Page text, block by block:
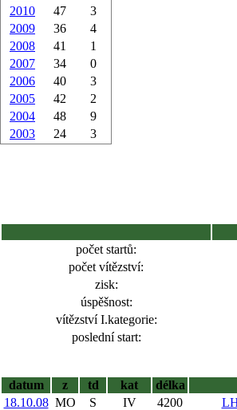
2010
47
3
2009
36
4
2008
41
1
2007
34
0
2006
40
3
2005
42
2
2004
48
9
2003
24 3
počet startů:
počet vítězství:
zisk:
úspěšnost:
vítězství I.kategorie:
poslední start:
datum
z td kat délka
18.10.08 MO S IV 4200